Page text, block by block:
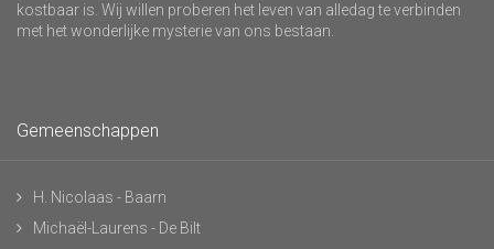
kostbaar is. Wij willen proberen het leven van alledag te verbinden
met het wonderlijke mysterie van ons bestaan.
Gemeenschappen
H. Nicolaas - Baarn
Michaël-Laurens - De Bilt